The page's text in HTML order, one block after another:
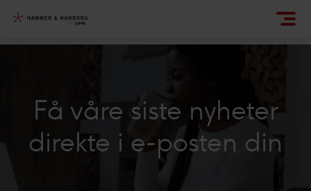
Få våre siste nyheter
direkte i e-posten din